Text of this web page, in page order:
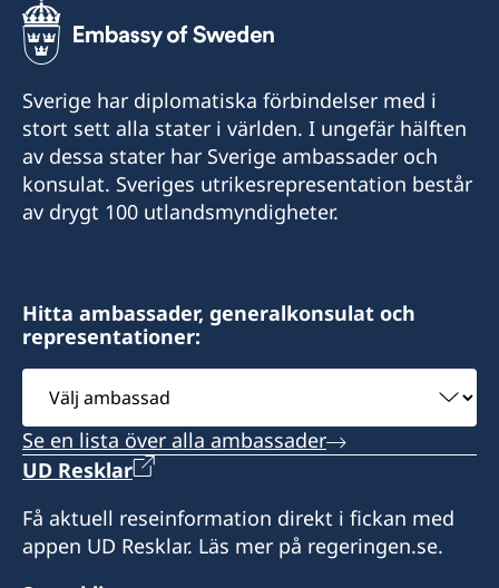
Sverige har diplomatiska förbindelser med i
stort sett alla stater i världen. I ungefär hälften
av dessa stater har Sverige ambassader och
konsulat. Sveriges utrikesrepresentation består
av drygt 100 utlandsmyndigheter.
Hitta ambassader, generalkonsulat och
representationer:
Välj
ambassad
Se en lista över alla ambassader
UD Resklar
Få aktuell reseinformation direkt i fickan med
appen UD Resklar. Läs mer på regeringen.se.